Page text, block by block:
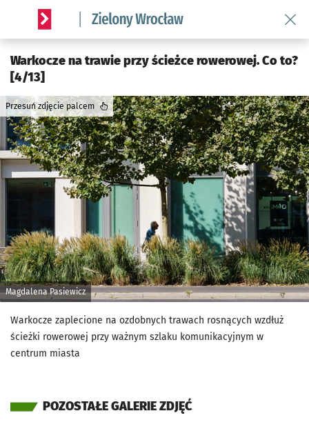
Serwis informacyjny wroclaw.pl podserwis: Środowisko we
Warkocze na trawie przy ścieżce rowerowej. Co to?
[4/13]
Magdalena Pasiewicz
Przesuń zdjęcie palcem
Warkocze zaplecione na ozdobnych trawach rosnących wzdłuż
ścieżki rowerowej przy ważnym szlaku komunikacyjnym w
centrum miasta
POZOSTAŁE GALERIE ZDJĘĆ